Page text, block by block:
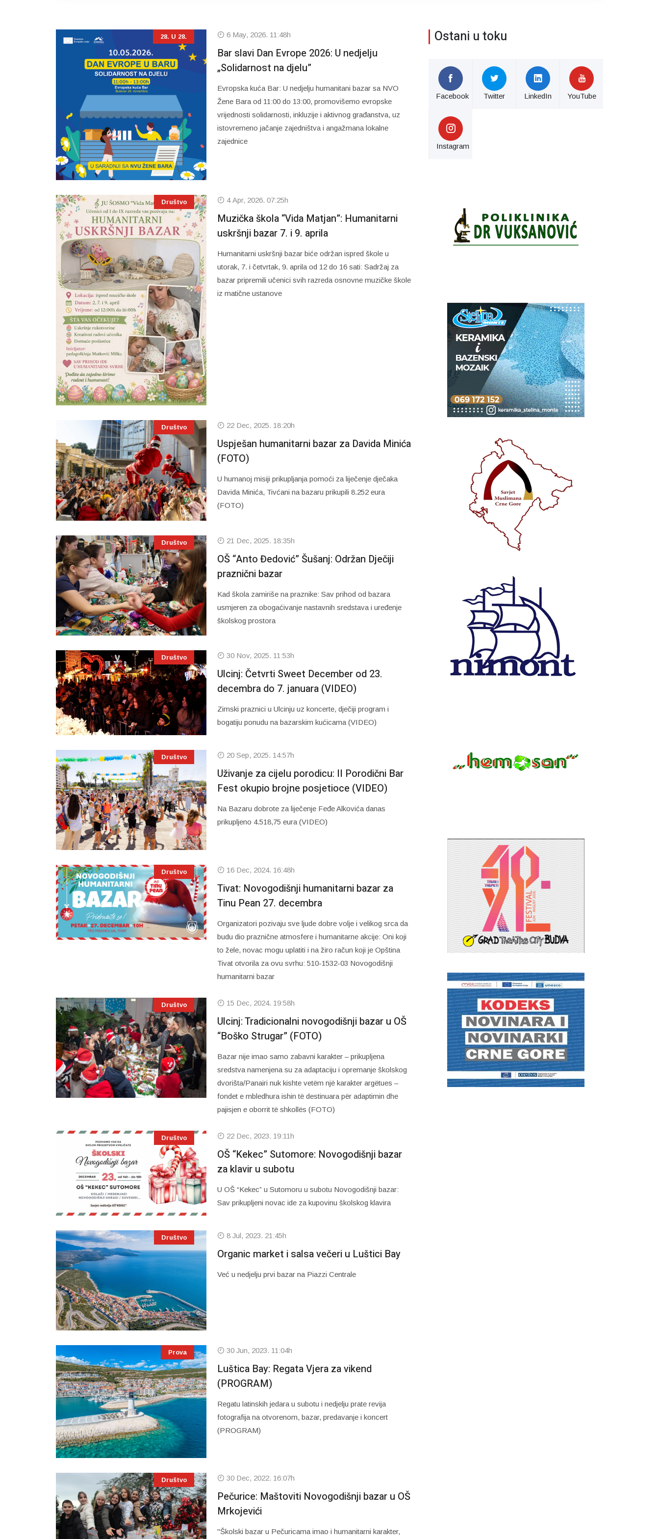
28. U 28. 6 May, 2026. 11:48h
Bar slavi Dan Evrope 2026: U nedjelju
„Solidarnost na djelu”
Evropska kuća Bar: U nedjelju humanitani bazar sa NVO
Žene Bara od 11:00 do 13:00, promovišemo evropske
vrijednosti solidarnosti, inkluzije i aktivnog građanstva, uz
istovremeno jačanje zajedništva i angažmana lokalne
zajednice
Društvo 4 Apr, 2026. 07:25h
Muzička škola “Vida Matjan”: Humanitarni
uskršnji bazar 7. i 9. aprila
Humanitarni uskršnji bazar biće održan ispred škole u
utorak, 7. i četvrtak, 9. aprila od 12 do 16 sati: Sadržaj za
bazar pripremili učenici svih razreda osnovne muzičke škole
iz matične ustanove
Društvo 22 Dec, 2025. 18:20h
Uspješan humanitarni bazar za Davida Minića
(FOTO)
U humanoj misiji prikupljanja pomoći za liječenje dječaka
Davida Minića, Tivćani na bazaru prikupili 8.252 eura
(FOTO)
Društvo 21 Dec, 2025. 18:35h
OŠ “Anto Đedović” Šušanj: Održan Dječiji
praznični bazar
Kad škola zamiriše na praznike: Sav prihod od bazara
usmjeren za obogaćivanje nastavnih sredstava i uređenje
školskog prostora
Društvo 30 Nov, 2025. 11:53h
Ulcinj: Četvrti Sweet December od 23.
decembra do 7. januara (VIDEO)
Zimski praznici u Ulcinju uz koncerte, dječiji program i
bogatiju ponudu na bazarskim kućicama (VIDEO)
Društvo 20 Sep, 2025. 14:57h
Uživanje za cijelu porodicu: II Porodični Bar
Fest okupio brojne posjetioce (VIDEO)
Na Bazaru dobrote za liječenje Feđe Alkovića danas
prikupljeno 4.518,75 eura (VIDEO)
Društvo 16 Dec, 2024. 16:48h
Tivat: Novogodišnji humanitarni bazar za
Tinu Pean 27. decembra
Organizatori pozivaju sve ljude dobre volje i velikog srca da
budu dio praznične atmosfere i humanitarne akcije: Oni koji
to žele, novac mogu uplatiti i na žiro račun koji je Opština
Tivat otvorila za ovu svrhu: 510-1532-03 Novogodišnji
humanitarni bazar
Društvo 15 Dec, 2024. 19:58h
Ulcinj: Tradicionalni novogodišnji bazar u OŠ
“Boško Strugar” (FOTO)
Bazar nije imao samo zabavni karakter – prikupljena
sredstva namenjena su za adaptaciju i opremanje školskog
dvorišta/Panairi nuk kishte vetëm një karakter argëtues –
fondet e mbledhura ishin të destinuara për adaptimin dhe
pajisjen e oborrit të shkollës (FOTO)
Društvo 22 Dec, 2023. 19:11h
OŠ “Kekec” Sutomore: Novogodišnji bazar
za klavir u subotu
U OŠ “Kekec” u Sutomoru u subotu Novogodišnji bazar:
Sav prikupljeni novac ide za kupovinu školskog klavira
Društvo 8 Jul, 2023. 21:45h
Organic market i salsa večeri u Luštici Bay
Već u nedjelju prvi bazar na Piazzi Centrale
Prova 30 Jun, 2023. 11:04h
Luštica Bay: Regata Vjera za vikend
(PROGRAM)
Regatu latinskih jedara u subotu i nedjelju prate revija
fotografija na otvorenom, bazar, predavanje i koncert
(PROGRAM)
Društvo 30 Dec, 2022. 16:07h
Pečurice: Maštoviti Novogodišnji bazar u OŠ
Mrkojevići
"Školski bazar u Pečuricama imao i humanitarni karakter,
Ostani u toku
Facebook Twitter LinkedIn YouTube
Instagram